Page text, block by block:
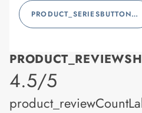
PRODUCT_SERIESBUTTONLABEL
product_rating
4.5/5